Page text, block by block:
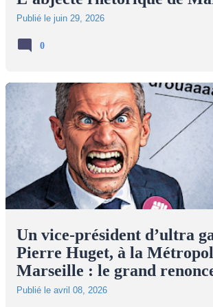
Publié le juin 29, 2026
0
Un vice-président d’ultra
Pierre Huget, à la
Marseille : le grand
Publié le avril 08, 2026